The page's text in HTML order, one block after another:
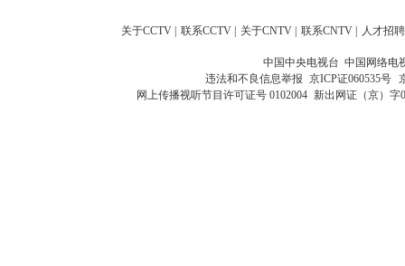
关于CCTV 联系CCTV 关于CNTV 联系CNTV 人才招聘
中国中央电视台 中国网络电
违法和不良信息举报 京ICP证060535号
网上传播视听节目许可证号 0102004 新出网证（京）